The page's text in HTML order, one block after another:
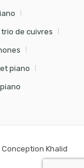
trio de cuivres
piano
Conception Khalid